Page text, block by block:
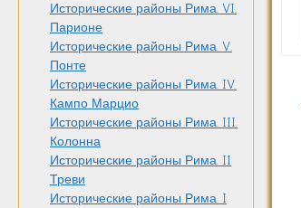
Исторические районы Рима. VI.
Парионе
Исторические районы Рима. V.
Понте
Исторические районы Рима. IV.
Кампо Марцио
Исторические районы Рима. III.
Колонна
Исторические районы Рима. II
Треви
Исторические районы Рима. I